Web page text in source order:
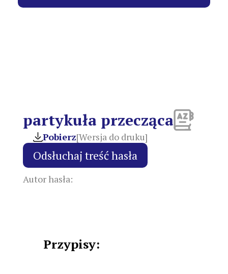
partykuła przecząca
Pobierz[Wersja do druku]
Autor hasła:
Przypisy: